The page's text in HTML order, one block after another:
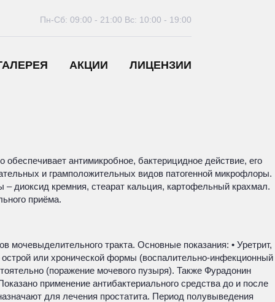
АКЦИИ ЛИЦЕНЗИИ
Пн-Сб: 09:00 - 21:00 Вс: 10:00 - 19:00
антимикробное, бактерицидное действие, его
и грамположительных видов патогенной микрофлоры.
диоксид кремния, стеарат кальция, картофельный крахмал.
приёма.
мочевыделительного тракта. Основные показания: • Уретрит,
или хронической формы (воспалительно-инфекционный
(поражение мочевого пузыря). Также Фурадонин
применение антибактериального средства до и после
для лечения простатита. Период полувыведения